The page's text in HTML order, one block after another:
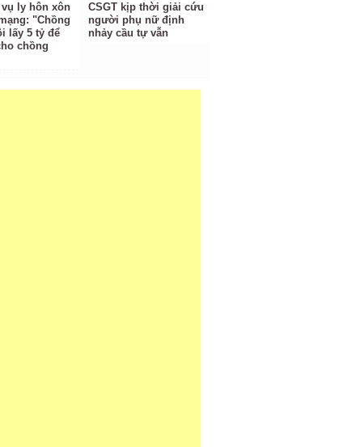
ly hôn xôn
"Chồng
lấy 5 tỷ để
chồng
CSGT kịp thời giải cứu
người phụ nữ định
nhảy cầu tự vẫn